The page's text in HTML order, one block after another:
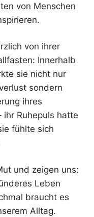
von Menschen
von ihrer
Innerhalb
sie nicht nur
sondern
ihres
ihr Ruhepuls hatte
fühlte sich
und zeigen uns:
Leben
braucht es
Alltag.